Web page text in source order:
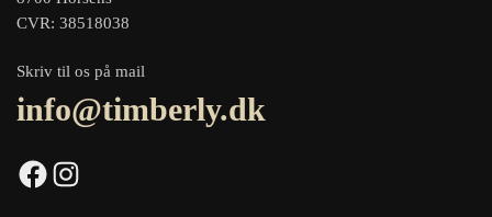
CVR: 38518038
Skriv til os på mail
info@timberly.dk
Facebook Instagram